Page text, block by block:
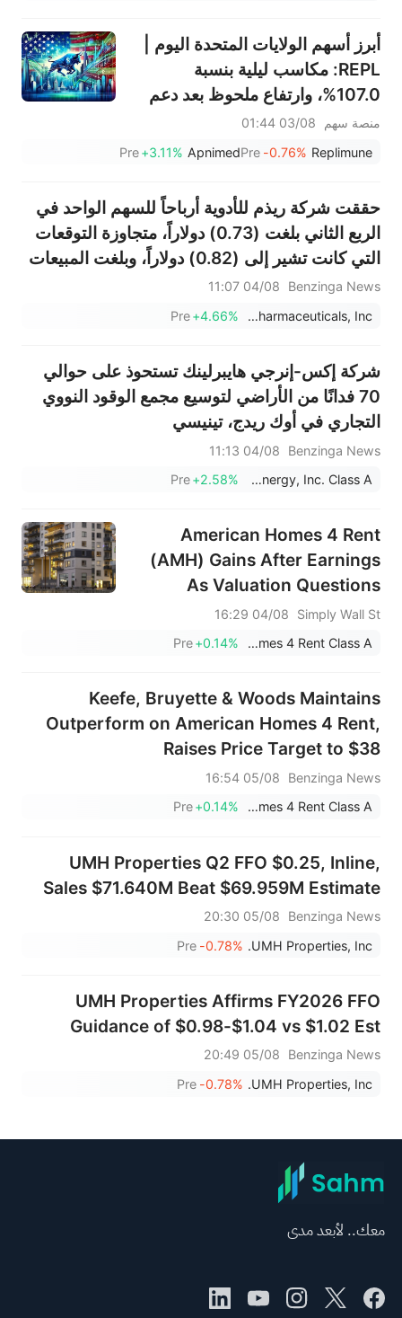
أبرز أسهم الولايات المتحدة اليوم |
REPL: مكاسب ليلية بنسبة
107.0%، وارتفاع ملحوظ بعد دعم
اللجنة الاستشارية لإدارة الغذاء
والدواء الأمريكية لعلاج RP1، ورفع
منصة سهم
03/08 01:44
Replimune
-0.76%
Pre
Apnimed
+3.11%
Pre
حققت شركة ريذم للأدوية أرباحاً للسهم الواحد في
الربع الثاني بلغت (0.73) دولاراً، متجاوزة التوقعات
التي كانت تشير إلى (0.82) دولاراً، وبلغت المبيعات
71.255 مليون دولار، متجاوزة التوقعات التي كانت
تشير إلى 67.277 مليون دولار.
Benzinga News
04/08 11:07
Rhythm Pharmaceuticals, Inc.
+4.66%
Pre
شركة إكس-إنرجي هايبرلينك تستحوذ على حوالي
70 فدانًا من الأراضي لتوسيع مجمع الوقود النووي
التجاري في أوك ريدج، تينيسي
Benzinga News
04/08 11:13
X-Energy, Inc. Class A
+2.58%
Pre
American Homes 4 Rent
(AMH) Gains After Earnings
As Valuation Questions
Linger
Simply Wall St
04/08 16:29
American Homes 4 Rent Class A
+0.14%
Pre
Keefe, Bruyette & Woods Maintains
Outperform on American Homes 4 Rent,
Raises Price Target to $38
Benzinga News
05/08 16:54
American Homes 4 Rent Class A
+0.14%
Pre
UMH Properties Q2 FFO $0.25, Inline,
Sales $71.640M Beat $69.959M Estimate
Benzinga News
05/08 20:30
UMH Properties, Inc.
-0.78%
Pre
UMH Properties Affirms FY2026 FFO
Guidance of $0.98-$1.04 vs $1.02 Est
Benzinga News
05/08 20:49
UMH Properties, Inc.
-0.78%
Pre
معك.. لأبعد مدى